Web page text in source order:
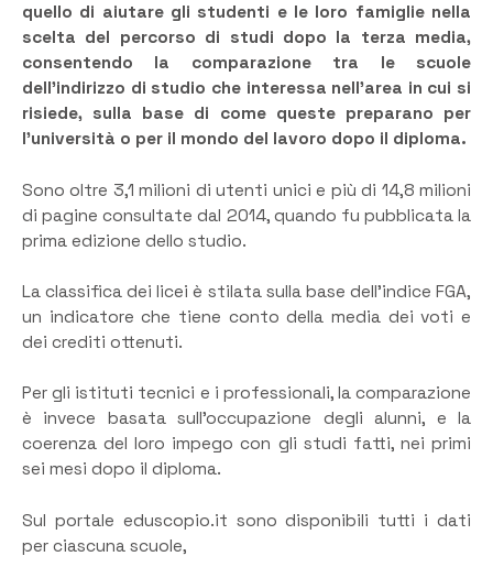
quello di aiutare gli studenti e le loro famiglie nella
scelta del percorso di studi dopo la terza media,
consentendo la comparazione tra le scuole
dell’indirizzo di studio che interessa nell’area in cui si
risiede, sulla base di come queste preparano per
l’università o per il mondo del lavoro dopo il diploma.
Sono oltre 3,1 milioni di utenti unici e più di 14,8 milioni
di pagine consultate dal 2014, quando fu pubblicata la
prima edizione dello studio.
La classifica dei licei è stilata sulla base dell’indice FGA,
un indicatore che tiene conto della media dei voti e
dei crediti ottenuti.
Per gli istituti tecnici e i professionali, la comparazione
è invece basata sull’occupazione degli alunni, e la
coerenza del loro impego con gli studi fatti, nei primi
sei mesi dopo il diploma.
Sul portale eduscopio.it sono disponibili tutti i dati
per ciascuna scuole,